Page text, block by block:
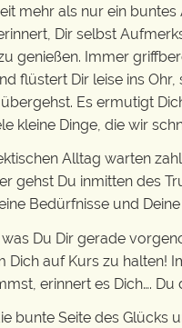
mehr als nur ein
Dir selbst
genießen. Immer
flüstert Dir leise ins
Es ermutigt
kleine Dinge, die wir
Alltag warten
gehst Du inmitten des
Bedürfnisse und
Du Dir gerade
Dich auf Kurs zu halten!
erinnert es Dich….
bunte Seite des Glücks